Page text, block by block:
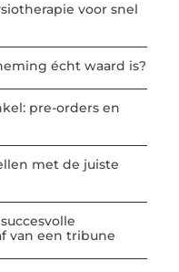
voor snel
écht waard is?
pre-orders en
met de juiste
van een tribune